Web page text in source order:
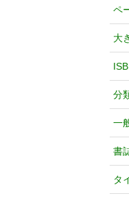
ペ
大
分
一
書
タ